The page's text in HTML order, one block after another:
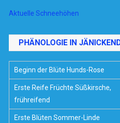
Aktuelle Schneehöhen
PHÄNOLOGIE IN
Beginn der Blüte Hunds-Rose
Erste Reife Früchte Süßkirsche,
frühreifend
Erste Blüten Sommer-Linde